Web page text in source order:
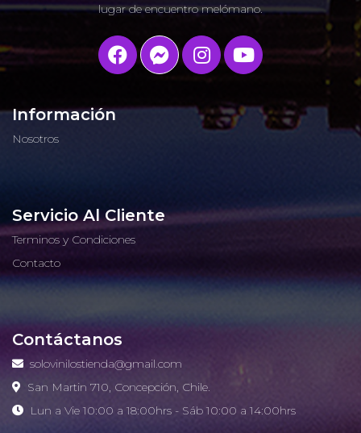
lugar de encuentro melómano.
Información
Nosotros
Servicio Al Cliente
Terminos y Condiciones
Contacto
Contáctanos
solovinilostienda@gmail.com
San Martin 710, Concepción, Chile.
Lun a Vie 10:00 a 18:00hrs - Sáb 10:00 a 14:00hrs